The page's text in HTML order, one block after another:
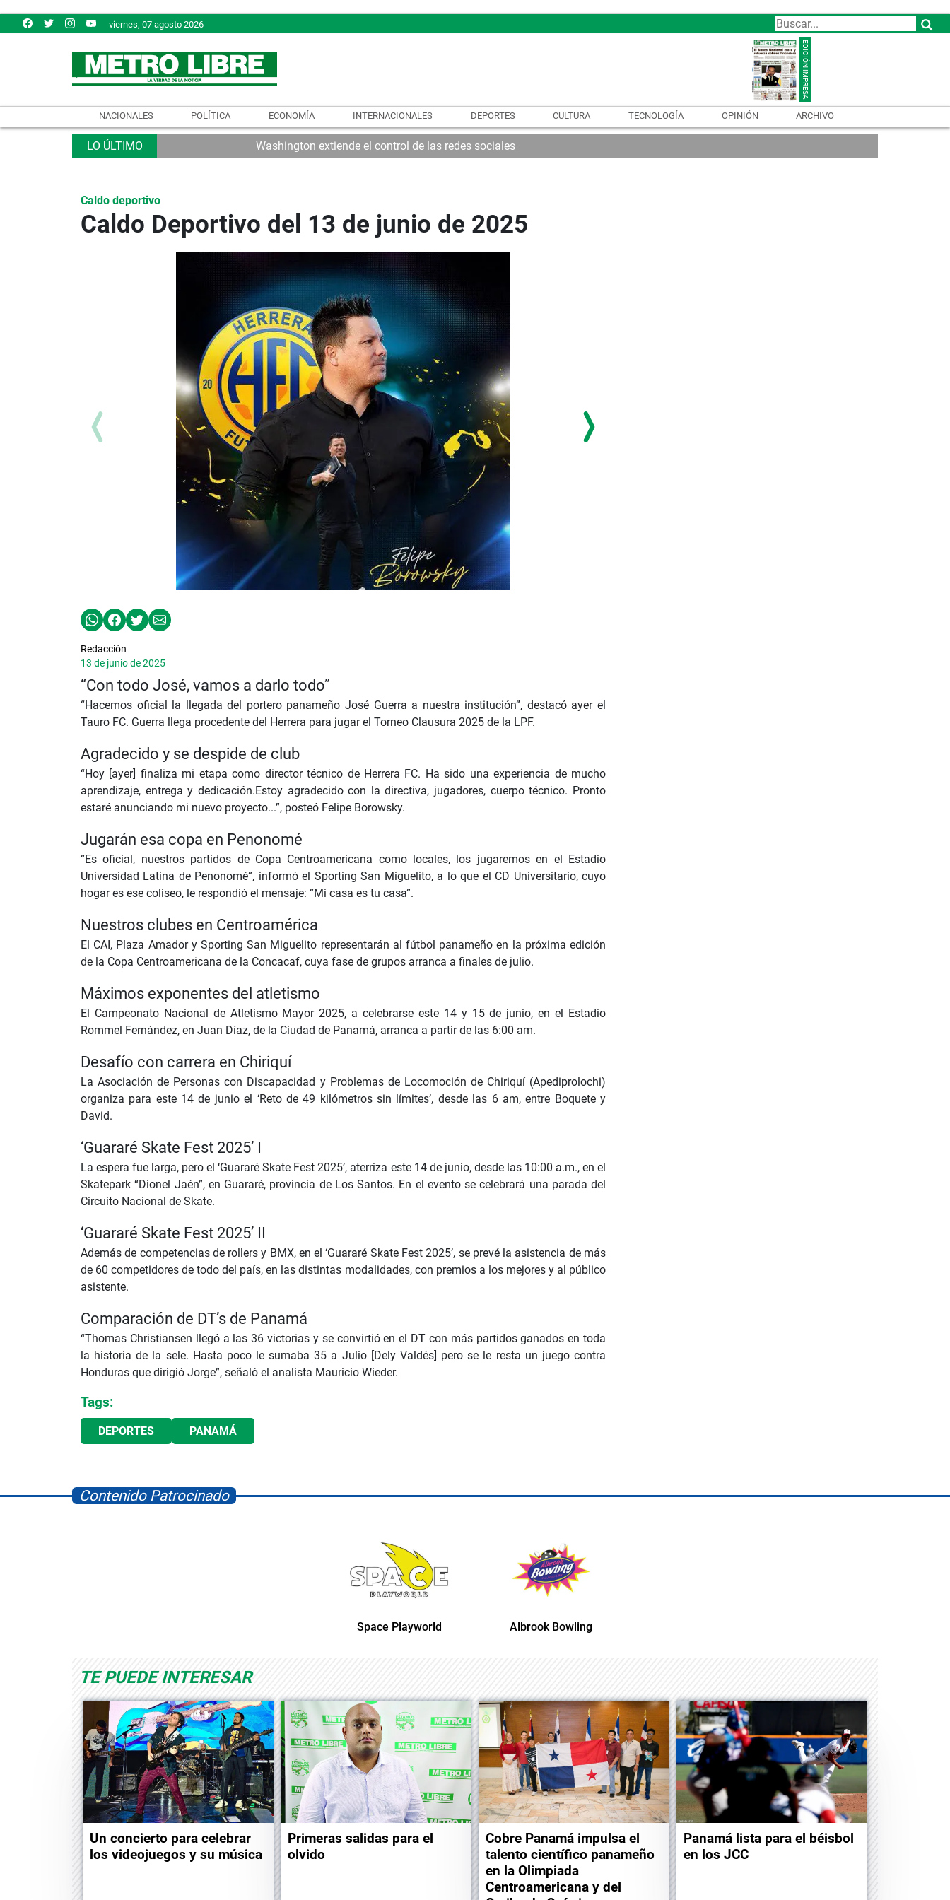
viernes, 07 agosto 2026
NACIONALES POLÍTICA ECONOMÍA INTERNACIONALES DEPORTES CULTURA TECNOLOGÍA OPINIÓN ARCHIVO
Washington extiende el control de las redes sociales
Caldo deportivo
Caldo Deportivo del 13 de junio de 2025
Redacción
13 de junio de 2025
“Con todo José, vamos a darlo todo”
“Hacemos oficial la llegada del portero panameño José Guerra a nuestra institución”, destacó ayer el
Tauro FC. Guerra llega procedente del Herrera para jugar el Torneo Clausura 2025 de la LPF.
Agradecido y se despide de club
“Hoy [ayer] finaliza mi etapa como director técnico de Herrera FC. Ha sido una experiencia de mucho
aprendizaje, entrega y dedicación.Estoy agradecido con la directiva, jugadores, cuerpo técnico. Pronto
estaré anunciando mi nuevo proyecto...”, posteó Felipe Borowsky.
Jugarán esa copa en Penonomé
“Es oficial, nuestros partidos de Copa Centroamericana como locales, los jugaremos en el Estadio
Universidad Latina de Penonomé”, informó el Sporting San Miguelito, a lo que el CD Universitario, cuyo
hogar es ese coliseo, le respondió el mensaje: “Mi casa es tu casa”.
Nuestros clubes en Centroamérica
El CAI, Plaza Amador y Sporting San Miguelito representarán al fútbol panameño en la próxima edición
de la Copa Centroamericana de la Concacaf, cuya fase de grupos arranca a finales de julio.
Máximos exponentes del atletismo
El Campeonato Nacional de Atletismo Mayor 2025, a celebrarse este 14 y 15 de junio, en el Estadio
Rommel Fernández, en Juan Díaz, de la Ciudad de Panamá, arranca a partir de las 6:00 am.
Desafío con carrera en Chiriquí
La Asociación de Personas con Discapacidad y Problemas de Locomoción de Chiriquí (Apediprolochi)
organiza para este 14 de junio el ‘Reto de 49 kilómetros sin límites’, desde las 6 am, entre Boquete y
David.
‘Guararé Skate Fest 2025’ I
La espera fue larga, pero el ‘Guararé Skate Fest 2025’, aterriza este 14 de junio, desde las 10:00 a.m., en el
Skatepark “Dionel Jaén”, en Guararé, provincia de Los Santos. En el evento se celebrará una parada del
Circuito Nacional de Skate.
‘Guararé Skate Fest 2025’ II
Además de competencias de rollers y BMX, en el ‘Guararé Skate Fest 2025’, se prevé la asistencia de más
de 60 competidores de todo del país, en las distintas modalidades, con premios a los mejores y al público
asistente.
Comparación de DT’s de Panamá
“Thomas Christiansen llegó a las 36 victorias y se convirtió en el DT con más partidos ganados en toda
la historia de la sele. Hasta poco le sumaba 35 a Julio [Dely Valdés] pero se le resta un juego contra
Honduras que dirigió Jorge”, señaló el analista Mauricio Wieder.
Tags:
DEPORTES PANAMÁ
Contenido Patrocinado
Space Playworld Albrook Bowling
TE PUEDE INTERESAR
Un concierto para celebrar
los videojuegos y su música
Primeras salidas para el
olvido
Cobre Panamá impulsa el
talento científico panameño
en la Olimpiada
Centroamericana y del
Panamá lista para el béisbol
en los JCC